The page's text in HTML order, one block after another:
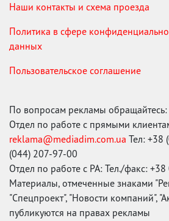
Наши контакты и схема проезда
Политика в сфере
данных
Пользовательское соглашение
По вопросам рекламы обращайтесь:
Отдел по работе с прямыми
reklama@mediadim.com.ua Тел: +38
(044) 207-97-00
Отдел по работе с РА: Тел./факс:
Материалы, отмеченные знаками
"Спецпроект", "Новости компаний",
публикуются на правах рекламы